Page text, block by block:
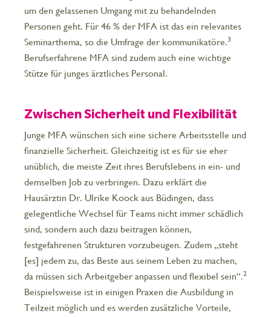
um den gelassenen Umgang mit zu behandelnden
Personen geht. Für 46 % der MFA ist das ein relevantes
Seminarthema, so die Umfrage der kommunikatöre.3
Berufserfahrene MFA sind zudem auch eine wichtige
Stütze für junges ärztliches Personal.
Zwischen Sicherheit und Flexibilität
Junge MFA wünschen sich eine sichere Arbeitsstelle und
finanzielle Sicherheit. Gleichzeitig ist es für sie eher
unüblich, die meiste Zeit ihres Berufslebens in ein- und
demselben Job zu verbringen. Dazu erklärt die
Hausärztin Dr. Ulrike Koock aus Büdingen, dass
gelegentliche Wechsel für Teams nicht immer schädlich
sind, sondern auch dazu beitragen können,
festgefahrenen Strukturen vorzubeugen. Zudem „steht
[es] jedem zu, das Beste aus seinem Leben zu machen,
da müssen sich Arbeitgeber anpassen und flexibel sein“.2
Beispielsweise ist in einigen Praxen die Ausbildung in
Teilzeit möglich und es werden zusätzliche Vorteile,